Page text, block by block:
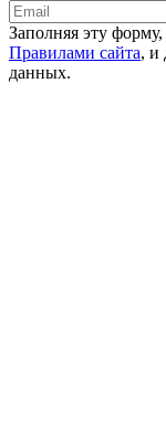
Заполняя эту
Правилами сайта, и
данных.